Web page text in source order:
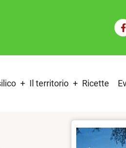
Il territorio Ricette